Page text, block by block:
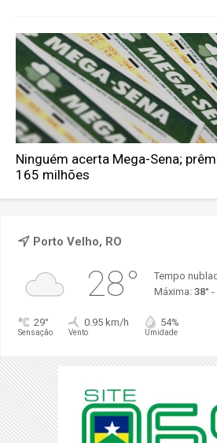
Ninguém acerta Mega-Sena;
165 milhões
Porto Velho, RO
28°
Tempo
Máxima: 38° -
29°
Sensação
0.95 km/h
Vento
54%
Umidade